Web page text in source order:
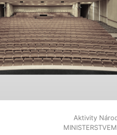
Aktivity